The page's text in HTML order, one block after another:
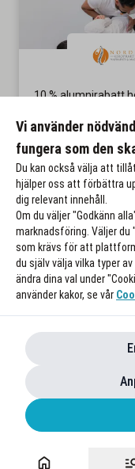
10 % alumnirabatt
Gäller
Till
Vi använder
fungera som den
Du kan också välja att
hjälper oss att förbättra
dig relevant innehåll.
Om du väljer "Godkänn
marknadsföring. Väljer du
som krävs för att
du själv välja vilka typer
ändra dina val under
använder kakor, se vår